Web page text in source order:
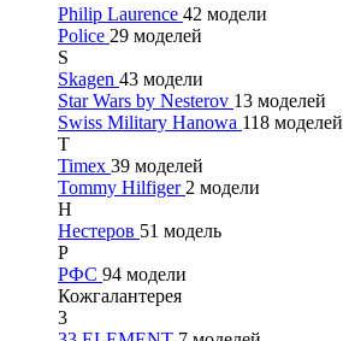
Philip Laurence 42 модели
Police 29 моделей
S
Skagen 43 модели
Star Wars by Nesterov 13 моделей
Swiss Military Hanowa 118 моделей
T
Timex 39 моделей
Tommy Hilfiger 2 модели
Н
Нестеров 51 модель
Р
РФС 94 модели
Кожгалантерея
3